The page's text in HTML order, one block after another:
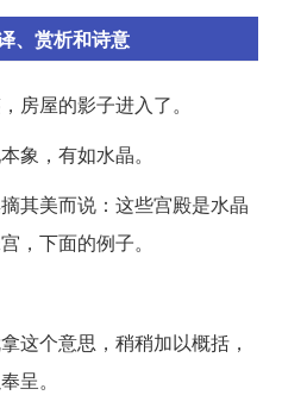
、赏析和诗意
房屋的影子进入了。
象，有如水晶。
其美而说：这些宫殿是水晶
，下面的例子。
这个意思，稍稍加以概括，
呈。